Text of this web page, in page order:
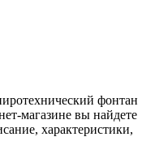
фонтан
магазине вы найдете
характеристики,